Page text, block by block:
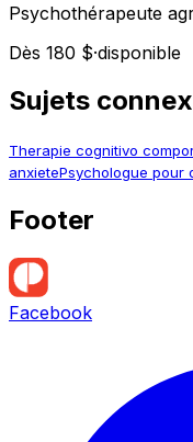
Psychothérapeute
Dès 180 $·disponible
Sujets
Therapie cognitivo
anxietePsychologue pour
Footer
Facebook